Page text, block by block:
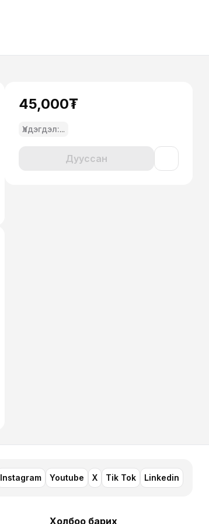
45,000₮
Үлдэгдэл:...
Дууссан
Instagram Youtube X Tik Tok Linkedin
Холбоо барих